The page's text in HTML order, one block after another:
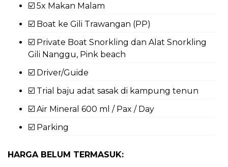
☑️ 5x Makan Malam
☑️ Boat ke Gili Trawangan (PP)
☑️ Private Boat Snorkling dan Alat Snorkling
Gili Nanggu, Pink beach
☑️ Driver/Guide
☑️ Trial baju adat sasak di kampung tenun
☑️ Air Mineral 600 ml / Pax / Day
☑️ Parking
HARGA BELUM TERMASUK: